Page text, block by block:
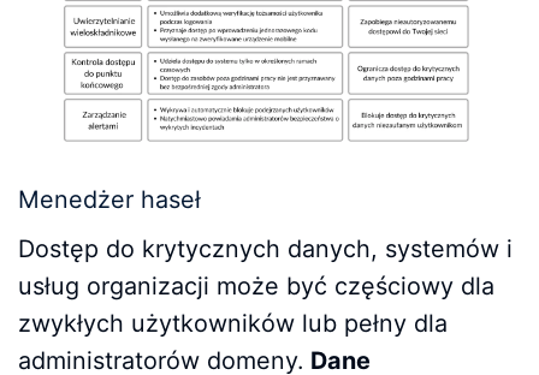
Menedżer haseł
Dostęp do krytycznych danych, systemów i
usług organizacji może być częściowy dla
zwykłych użytkowników lub pełny dla
administratorów domeny. Dane